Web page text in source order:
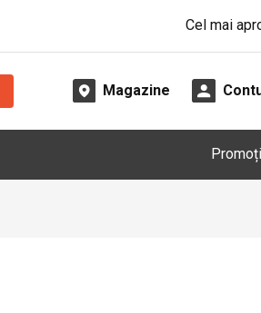
Cel mai
Magazine